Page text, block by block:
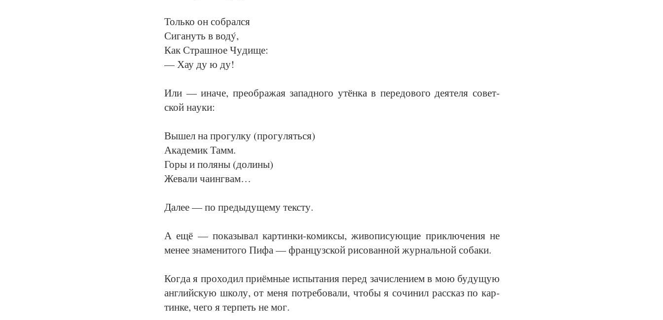
Толь­ко он со­брал­ся
Си­га­нуть в водý,
Как Страш­ное Чу­ди­ще:
— Хау ду ю ду!
Или — ина­че, пре­о­бра­жая за­пад­но­го утён­ка в пе­ре­до­во­го де­я­те­ля со­вет­
ской на­уки:
Вы­шел на про­гул­ку (про­гу­лять­ся)
Ака­де­мик Тамм.
Го­ры и по­ля­ны (до­ли­ны)
Же­ва­ли ча­инг­вам…
Да­лее — по пре­ды­ду­ще­му текс­ту.
А ещё — по­ка­зы­вал кар­тин­ки-ко­мик­сы, жи­во­пи­су­ю­щие при­клю­че­ния не
ме­нее зна­ме­ни­то­го Пи­фа — фран­цуз­ской ри­со­ван­ной жур­наль­ной со­ба­ки.
Ког­да я про­хо­дил при­ём­ные ис­пы­та­ния пе­ред за­чис­ле­ни­ем в мою бу­ду­щую
ан­глий­скую шко­лу, от ме­ня по­тре­бо­ва­ли, что­бы я со­чи­нил рас­сказ по кар­
тин­ке, че­го я тер­петь не мог.